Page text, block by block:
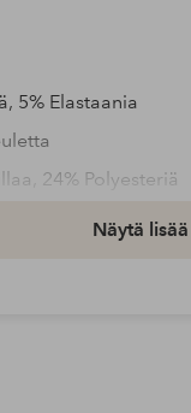
5% Elastaania
24% Polyesteriä
Näytä lisää